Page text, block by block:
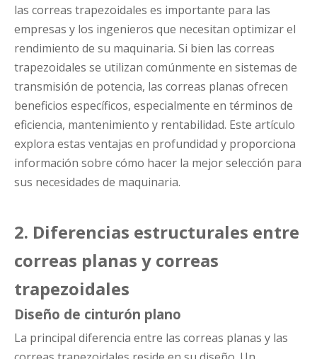
las correas trapezoidales es importante para las
empresas y los ingenieros que necesitan optimizar el
rendimiento de su maquinaria. Si bien las correas
trapezoidales se utilizan comúnmente en sistemas de
transmisión de potencia, las correas planas ofrecen
beneficios específicos, especialmente en términos de
eficiencia, mantenimiento y rentabilidad. Este artículo
explora estas ventajas en profundidad y proporciona
información sobre cómo hacer la mejor selección para
sus necesidades de maquinaria.
2. Diferencias estructurales entre
correas planas y correas
trapezoidales
Diseño de cinturón plano
La principal diferencia entre las correas planas y las